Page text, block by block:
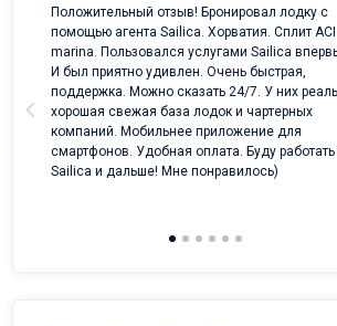
Положительный отзыв! Бронировал лодку с
помощью агента Sailica. Хорватия. Сплит ACI
marina. Пользовался услугами Sailica
И был приятно удивлен. Очень быстрая,
поддержка. Можно сказать 24/7. У них
хорошая свежая база лодок и чартерных
компаний. Мобильнее приложение для
смартфонов. Удобная оплата. Буду работать
Sailica и дальше! Мне понравилось)